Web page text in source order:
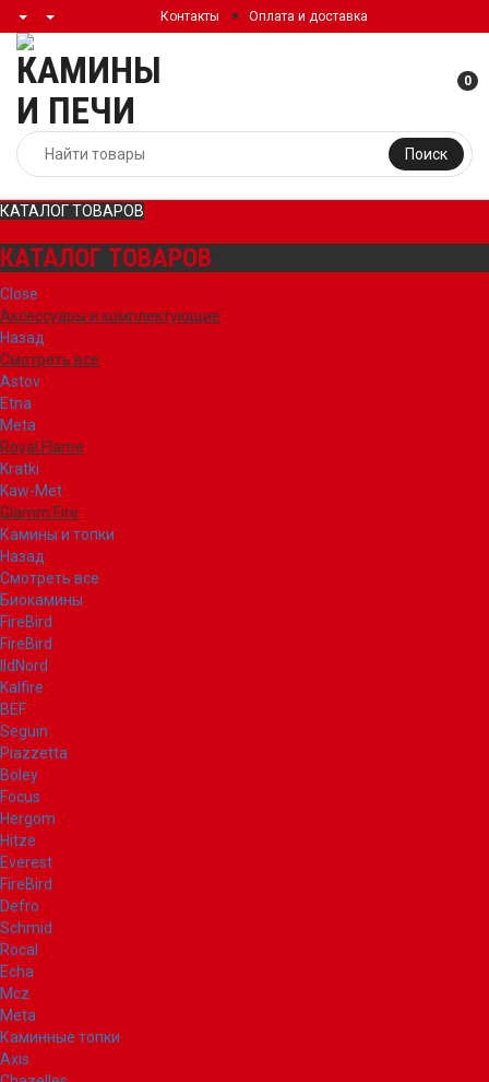
Контакты Оплата и доставка
Поиск
0
КАТАЛОГ ТОВАРОВ
КАТАЛОГ ТОВАРОВ
Close
Аксессуары и комплектующие
Назад
Смотреть все
Astov
Etna
Meta
Royal Flame
Kratki
Kaw-Met
Glamm Fire
Камины и топки
Назад
Смотреть все
Биокамины
FireBird
FireBird
IldNord
Kalfire
BEF
Seguin
Piazzetta
Boley
Focus
Hergom
Hitze
Everest
FireBird
Defro
Schmid
Rocal
Echa
Mcz
Meta
Каминные топки
Axis